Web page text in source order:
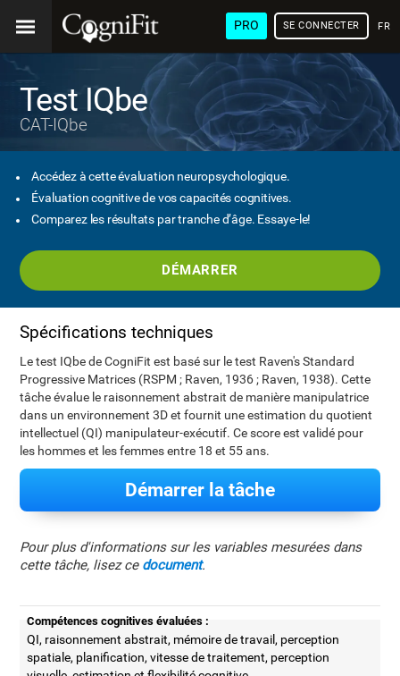
PRO SE CONNECTER
Test IQbe
CAT-IQbe
Accédez à cette évaluation neuropsychologique.
Évaluation cognitive de vos capacités cognitives.
Comparez les résultats par tranche d’âge. Essaye-le!
DÉMARRER
Spécifications techniques
Le test IQbe de CogniFit est basé sur le test Raven's Standard
Progressive Matrices (RSPM ; Raven, 1936 ; Raven, 1938). Cette
tâche évalue le raisonnement abstrait de manière manipulatrice
dans un environnement 3D et fournit une estimation du quotient
intellectuel (QI) manipulateur-exécutif. Ce score est validé pour
les hommes et les femmes entre 18 et 55 ans.
Démarrer la tâche
Pour plus d'informations sur les variables mesurées dans
cette tâche, lisez ce document.
Compétences cognitives évaluées :
QI, raisonnement abstrait, mémoire de travail, perception
spatiale, planification, vitesse de traitement, perception